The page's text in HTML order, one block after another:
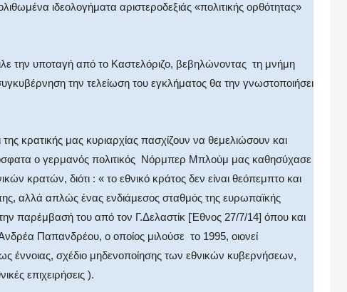
ιδεολογήματα αριστεροδεξιάς «πολιτικής ορθότητας»
την υποταγή από το Καστελόριζο, βεβηλώνοντας τη μνήμη
την τελείωση του εγκλήματος θα την γνωστοποιήσει
κρατικής μας κυριαρχίας πασχίζουν να θεμελιώσουν και
ο γερμανός πολιτικός Νόρμπερ Μπλούμ μας καθησύχασε
κρατών, διότι : « το εθνικό κράτος δεν είναι θεόπεμπτο και
αλλά απλώς ένας ενδιάμεσος σταθμός της ευρωπαϊκής
παρέμβασή του από τον Γ.Δελαστίκ [Έθνος 27/7/14] όπου και
Παπανδρέου, ο οποίος μιλούσε το 1995, οιονεί
έννοιας, σχέδιο μηδενοποίησης των εθνικών κυβερνήσεων,
επιχειρήσεις ).